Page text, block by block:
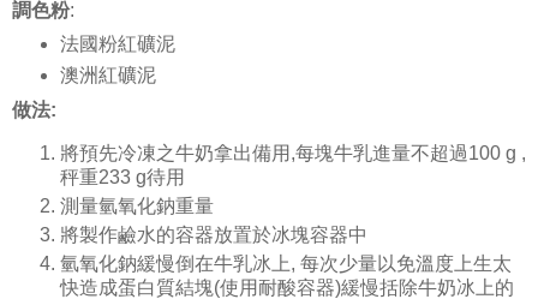
調色粉:
法國粉紅礦泥
澳洲紅礦泥
做法:
將預先冷凍之牛奶拿出備用,每塊牛乳進量不超過100 g ,
秤重233 g待用
測量氫氧化鈉重量
將製作鹼水的容器放置於冰塊容器中
氫氧化鈉緩慢倒在牛乳冰上, 每次少量以免溫度上生太
快造成蛋白質結塊(使用耐酸容器)緩慢括除牛奶冰上的